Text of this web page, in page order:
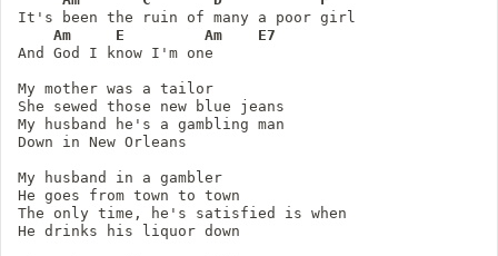
It's been the ruin of many a poor girl
Am
E Am
E7
And God I know I'm one
My mother was a tailor
She sewed those new blue jeans
My husband he's a gambling man
Down in New Orleans
My husband in a gambler
He goes from town to town
The only time, he's satisfied is when
He drinks his liquor down